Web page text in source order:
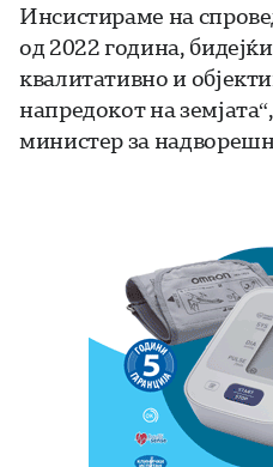
Инсистираме на
од 2022 година,
квалитативно и
напредокот на
министер за